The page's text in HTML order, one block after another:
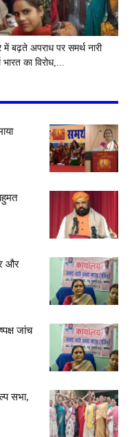
में बढ़ते अपराध पर समर्थ नारी
भारत का विरोध,...
और
जांच
सभा,